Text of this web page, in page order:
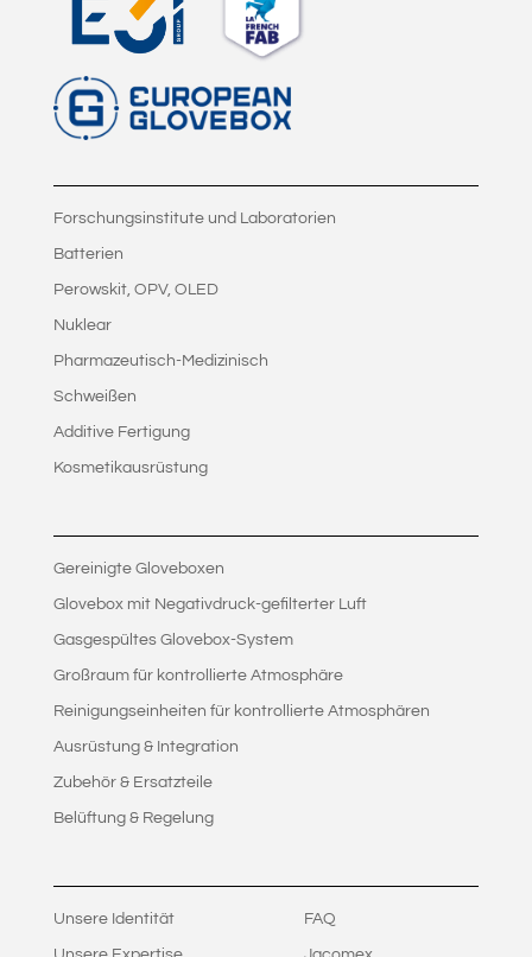
Forschungsinstitute und Laboratorien
Batterien
Perowskit, OPV, OLED
Nuklear
Pharmazeutisch-Medizinisch
Schweißen
Additive Fertigung
Kosmetikausrüstung
Gereinigte Gloveboxen
Glovebox mit Negativdruck-gefilterter Luft
Gasgespültes Glovebox-System
Großraum für kontrollierte Atmosphäre
Reinigungseinheiten für kontrollierte Atmosphären
Ausrüstung & Integration
Zubehör & Ersatzteile
Belüftung & Regelung
Unsere Identität FAQ